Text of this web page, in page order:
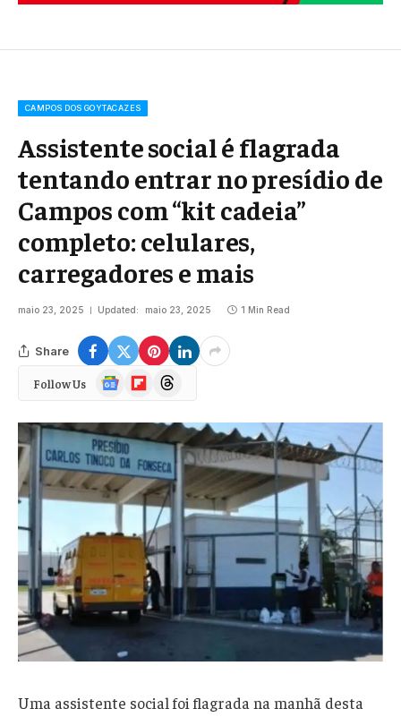
CAMPOS DOS GOYTACAZES
Assistente social é flagrada
tentando entrar no presídio de
Campos com “kit cadeia”
completo: celulares,
carregadores e mais
maio 23, 2025 Updated: maio 23, 2025 1 Min Read
Share
Follow Us
Google
News
FlipboardThreads
Uma assistente social foi flagrada na manhã desta